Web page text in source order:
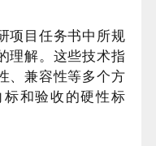
项目任务书中所规
理解。这些技术指
、兼容性等多个方
和验收的硬性标